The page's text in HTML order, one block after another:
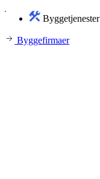
Byggetjenester
Byggefirmaer